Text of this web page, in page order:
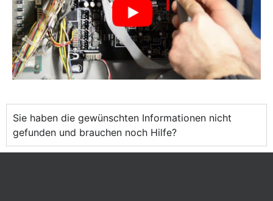
Sie haben die gewünschten Informationen nicht
gefunden und brauchen noch Hilfe?